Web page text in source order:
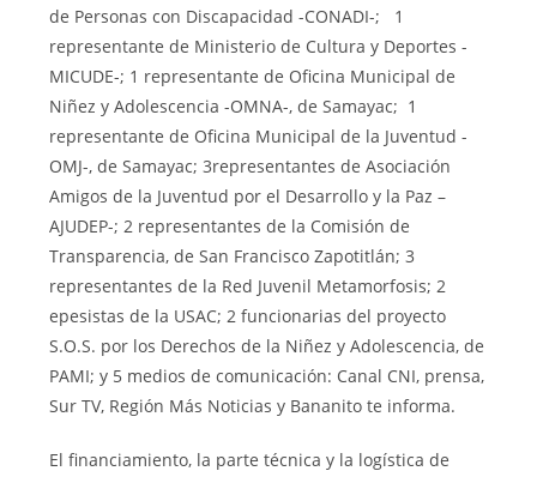
de Personas con Discapacidad -CONADI-; 1
representante de Ministerio de Cultura y Deportes -
MICUDE-; 1 representante de Oficina Municipal de
Niñez y Adolescencia -OMNA-, de Samayac; 1
representante de Oficina Municipal de la Juventud -
OMJ-, de Samayac; 3representantes de Asociación
Amigos de la Juventud por el Desarrollo y la Paz –
AJUDEP-; 2 representantes de la Comisión de
Transparencia, de San Francisco Zapotitlán; 3
representantes de la Red Juvenil Metamorfosis; 2
epesistas de la USAC; 2 funcionarias del proyecto
S.O.S. por los Derechos de la Niñez y Adolescencia, de
PAMI; y 5 medios de comunicación: Canal CNI, prensa,
Sur TV, Región Más Noticias y Bananito te informa.
El financiamiento, la parte técnica y la logística de